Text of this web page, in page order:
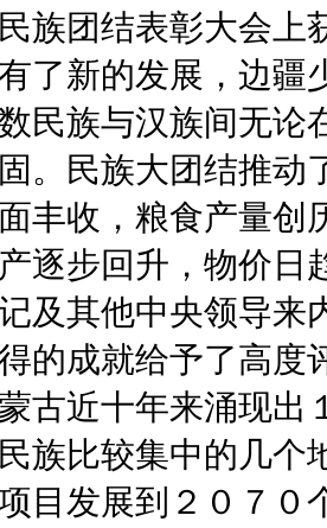
族团结表彰大会上
了新的发展，边
民族与汉族间无论
。民族大团结推动
丰收，粮食产量创
逐步回升，物价
及其他中央领导来
的成就给予了高度
古近十年来涌现出
族比较集中的几
目发展到２０７０